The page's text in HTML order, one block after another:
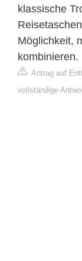
klassische
Möglichkeit,
kombinieren.
Antrag auf
vollständige